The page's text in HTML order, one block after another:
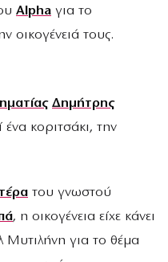
Alpha για το
οικογένειά τους.
Δημήτρης
κοριτσάκι, την
του γνωστού
, η οικογένεια είχε κάνει
για το θέμα